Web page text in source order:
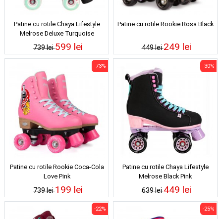
Patine cu rotile Chaya Lifestyle
Melrose Deluxe Turquoise
739 lei599 lei
Patine cu rotile Rookie Rosa Black
449 lei249 lei
Patine cu rotile Rookie Coca-Cola
Love Pink
739 lei
-73%
199 lei
Patine cu rotile Chaya Lifestyle
Melrose Black Pink
639 lei
-30%
449 lei
-22% -25%